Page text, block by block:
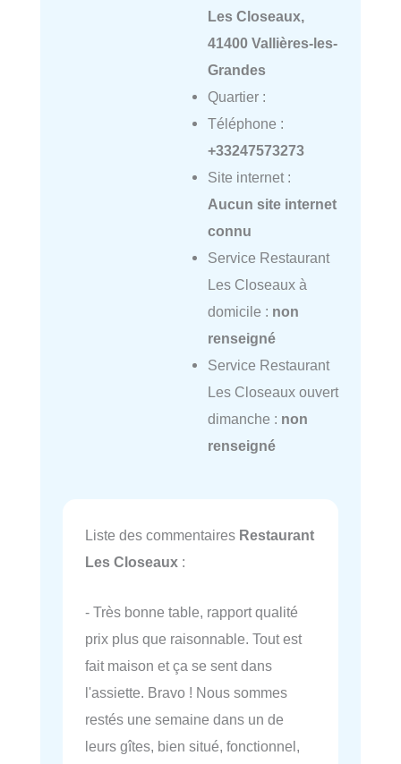
Les Closeaux,
41400 Vallières-les-
Grandes
Quartier :
Téléphone :
+33247573273
Site internet :
Aucun site internet
connu
Service Restaurant
Les Closeaux à
domicile : non
renseigné
Service Restaurant
Les Closeaux ouvert
dimanche : non
renseigné
Liste des commentaires Restaurant
Les Closeaux :
- Très bonne table, rapport qualité
prix plus que raisonnable. Tout est
fait maison et ça se sent dans
l'assiette. Bravo ! Nous sommes
restés une semaine dans un de
leurs gîtes, bien situé, fonctionnel,